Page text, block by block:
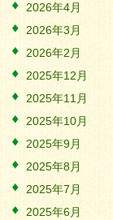
2026年4月
2026年3月
2026年2月
2025年12月
2025年11月
2025年10月
2025年9月
2025年8月
2025年7月
2025年6月